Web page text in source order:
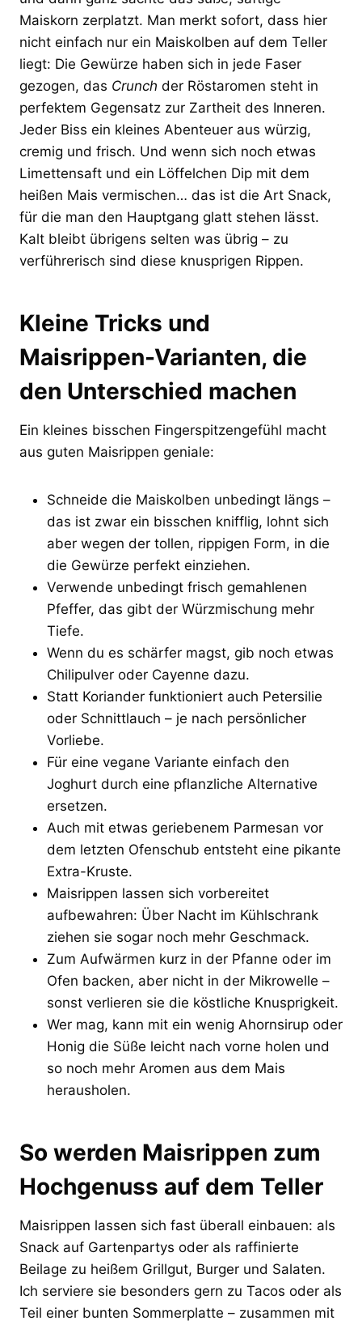
Maiskorn zerplatzt. Man merkt sofort, dass hier
nicht einfach nur ein Maiskolben auf dem Teller
liegt: Die Gewürze haben sich in jede Faser
gezogen, das Crunch der Röstaromen steht in
perfektem Gegensatz zur Zartheit des Inneren.
Jeder Biss ein kleines Abenteuer aus würzig,
cremig und frisch. Und wenn sich noch etwas
Limettensaft und ein Löffelchen Dip mit dem
heißen Mais vermischen… das ist die Art Snack,
für die man den Hauptgang glatt stehen lässt.
Kalt bleibt übrigens selten was übrig – zu
verführerisch sind diese knusprigen Rippen.
Kleine Tricks und
Maisrippen-Varianten, die
den Unterschied machen
Ein kleines bisschen Fingerspitzengefühl macht
aus guten Maisrippen geniale:
Schneide die Maiskolben unbedingt längs –
das ist zwar ein bisschen knifflig, lohnt sich
aber wegen der tollen, rippigen Form, in die
die Gewürze perfekt einziehen.
Verwende unbedingt frisch gemahlenen
Pfeffer, das gibt der Würzmischung mehr
Tiefe.
Wenn du es schärfer magst, gib noch etwas
Chilipulver oder Cayenne dazu.
Statt Koriander funktioniert auch Petersilie
oder Schnittlauch – je nach persönlicher
Vorliebe.
Für eine vegane Variante einfach den
Joghurt durch eine pflanzliche Alternative
ersetzen.
Auch mit etwas geriebenem Parmesan vor
dem letzten Ofenschub entsteht eine pikante
Extra-Kruste.
Maisrippen lassen sich vorbereitet
aufbewahren: Über Nacht im Kühlschrank
ziehen sie sogar noch mehr Geschmack.
Zum Aufwärmen kurz in der Pfanne oder im
Ofen backen, aber nicht in der Mikrowelle –
sonst verlieren sie die köstliche Knusprigkeit.
Wer mag, kann mit ein wenig Ahornsirup oder
Honig die Süße leicht nach vorne holen und
so noch mehr Aromen aus dem Mais
herausholen.
So werden Maisrippen zum
Hochgenuss auf dem Teller
Maisrippen lassen sich fast überall einbauen: als
Snack auf Gartenpartys oder als raffinierte
Beilage zu heißem Grillgut, Burger und Salaten.
Ich serviere sie besonders gern zu Tacos oder als
Teil einer bunten Sommerplatte – zusammen mit